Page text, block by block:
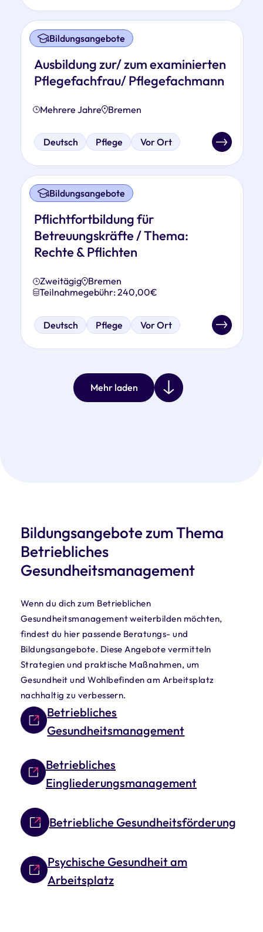
Bildungsangebote
Ausbildung zur/ zum examinierten
Pflegefachfrau/ Pflegefachmann
Mehrere Jahre Bremen
Deutsch Pflege Vor Ort
Bildungsangebote
Pflichtfortbildung für
Betreuungskräfte / Thema:
Rechte & Pflichten
Zweitägig Bremen
Teilnahmegebühr: 240,00€
Deutsch Pflege Vor Ort
Mehr laden
Bildungsangebote zum Thema
Betriebliches
Gesundheitsmanagement
Wenn du dich zum Betrieblichen
Gesundheitsmanagement weiterbilden möchten,
findest du hier passende Beratungs- und
Bildungsangebote. Diese Angebote vermitteln
Strategien und praktische Maßnahmen, um
Gesundheit und Wohlbefinden am Arbeitsplatz
nachhaltig zu verbessern.
Betriebliches
Gesundheitsmanagement
Betriebliches
Eingliederungsmanagement
Betriebliche Gesundheitsförderung
Psychische Gesundheit am
Arbeitsplatz